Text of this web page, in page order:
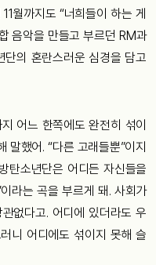
월까지도 “너희들이 하는 게
음악을 만들고 부르던 RM과
의 혼란스러운 심경을 담고
어느 한쪽에도 완전히 섞이
말했어. “다른 고래들뿐”이지
탄소년단은 어디든 자신들을
라는 곡을 부르게 돼. 사회가
없다고. 어디에 있더라도 우
니 어디에도 섞이지 못해 슬